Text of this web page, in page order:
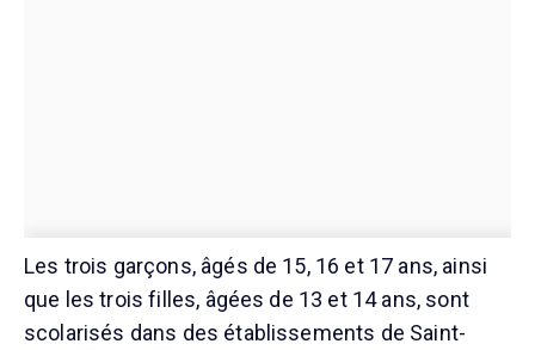
Les trois garçons, âgés de 15, 16 et 17 ans, ainsi
que les trois filles, âgées de 13 et 14 ans, sont
scolarisés dans des établissements de Saint-